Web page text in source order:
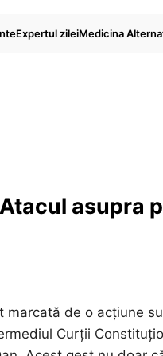
Expertul zileiMedicina
asupra
marcată de o acțiune
Curții